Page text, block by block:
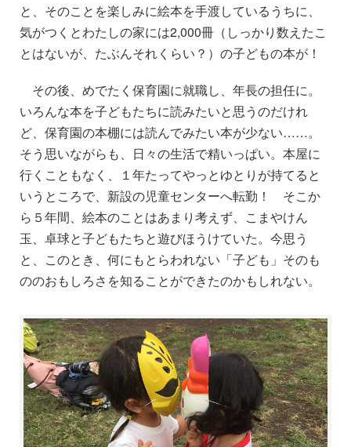
と、そのことを楽しみに絵本を手渡しているうちに、
気がつくとわたしの家には2,000冊（しっかり数えたこ
とはないが、たぶんそれくらい？）の子どもの本が！
その後、めでたく保育園に就職し、年長の担任に。
いろんな本を子どもたちに読みたいと思うのだけれ
ど、保育園の本棚には読んでみたい本が少ない……。
そう思いながらも、日々の生活で精いっぱい。本屋に
行くこともなく、１年たってやっとゆとりが持てると
いうところで、新設の児童センターへ転勤！ そこか
ら５年間、絵本のことはあまり考えず、こまやけん
玉、卓球と子どもたちと遊びほうけていた。今思う
と、このとき、何にもとらわれない「子ども」そのも
ののおもしろさを知ることができたのかもしれない。